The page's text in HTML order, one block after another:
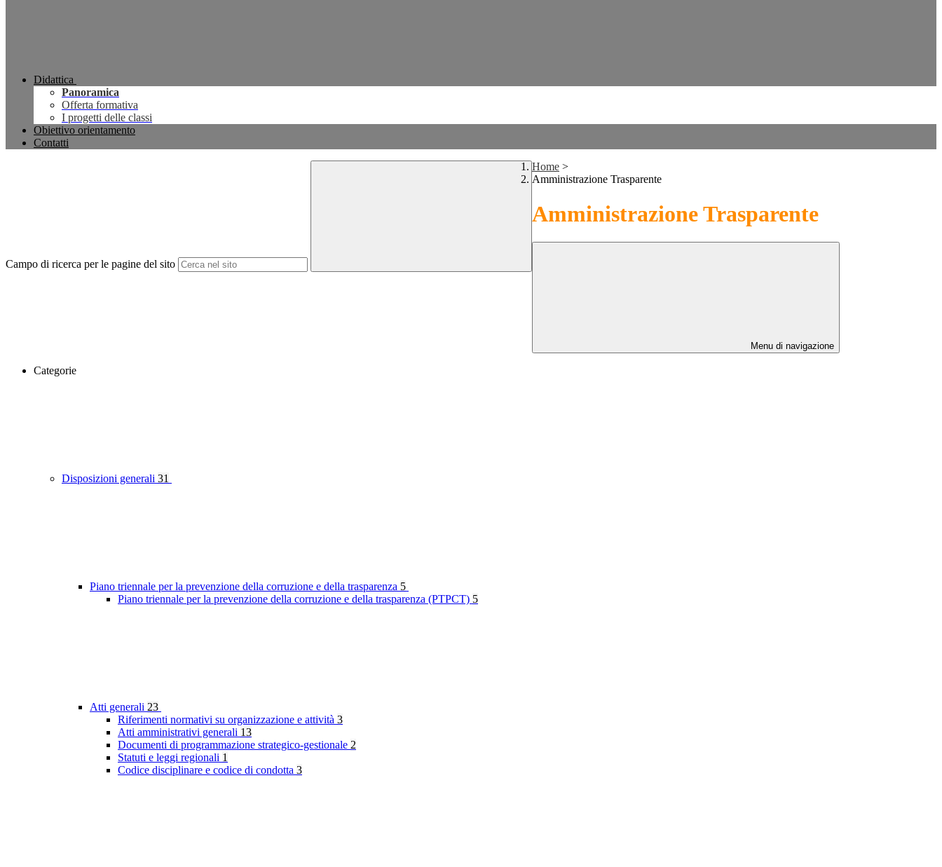
Didattica
Panoramica
Offerta formativa
I progetti delle classi
Obiettivo orientamento
Contatti
Campo di ricerca per le pagine del sito
Home >
Amministrazione Trasparente
Amministrazione Trasparente
Menu di navigazione
Categorie
Disposizioni generali 31
Piano triennale per la prevenzione della corruzione e della trasparenza 5
Piano triennale per la prevenzione della corruzione e della trasparenza (PTPCT) 5
Atti generali 23
Riferimenti normativi su organizzazione e attività 3
Atti amministrativi generali 13
Documenti di programmazione strategico-gestionale 2
Statuti e leggi regionali 1
Codice disciplinare e codice di condotta 3